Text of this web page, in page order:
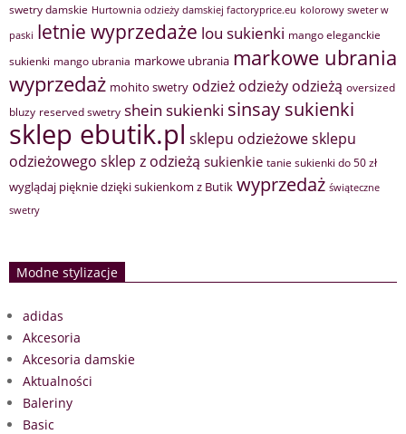
swetry damskie Hurtownia odzieży damskiej factoryprice.eu kolorowy sweter w
paski letnie wyprzedaże lou sukienki mango eleganckie
sukienki mango ubrania markowe ubrania markowe ubrania
wyprzedaż mohito swetry odzież odzieży odzieżą oversized
bluzy reserved swetry shein sukienki sinsay sukienki
sklep ebutik.pl sklepu odzieżowesklepu
odzieżowego sklep z odzieżą sukienkie tanie sukienki do 50 zł
wyglądaj pięknie dzięki sukienkom z Butik wyprzedaż świąteczne
swetry
Modne stylizacje
adidas
Akcesoria
Akcesoria damskie
Aktualności
Baleriny
Basic